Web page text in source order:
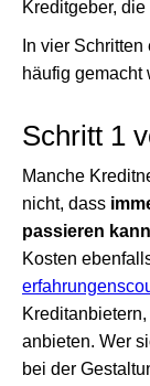
Kreditgeber,
In vier
häufig gemacht
Schritt 1
Manche
nicht, dass
passieren kann
Kosten
anbieten. Wer
bei der